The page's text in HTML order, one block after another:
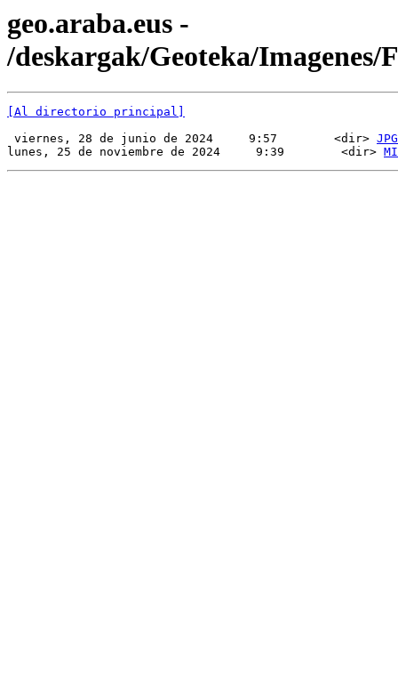
geo.araba.eus -
/deskargak/Geoteka/Imagenes/
[Al directorio principal]
viernes, 28 de junio de 2024     9:57        <dir> JPG
lunes, 25 de noviembre de 2024     9:39        <dir>